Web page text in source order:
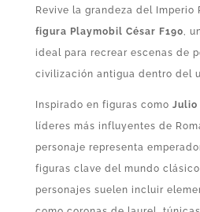
Revive la grandeza del Imperio
figura Playmobil César F190 ,
ideal para recrear escenas de
civilización antigua dentro del
Inspirado en figuras como Julio
líderes más influyentes de
personaje representa
figuras clave del mundo
personajes suelen incluir